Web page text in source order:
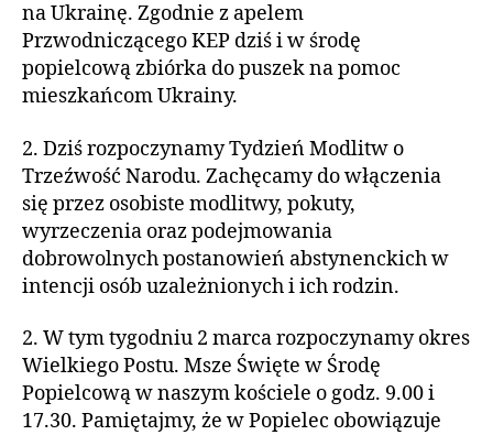
na Ukrainę. Zgodnie z apelem
Przwodniczącego KEP dziś i w środę
popielcową zbiórka do puszek na pomoc
mieszkańcom Ukrainy.
2. Dziś rozpoczynamy Tydzień Modlitw o
Trzeźwość Narodu. Zachęcamy do włączenia
się przez osobiste modlitwy, pokuty,
wyrzeczenia oraz podejmowania
dobrowolnych postanowień abstynenckich w
intencji osób uzależnionych i ich rodzin.
2. W tym tygodniu 2 marca rozpoczynamy okres
Wielkiego Postu. Msze Święte w Środę
Popielcową w naszym kościele o godz. 9.00 i
17.30. Pamiętajmy, że w Popielec obowiązuje